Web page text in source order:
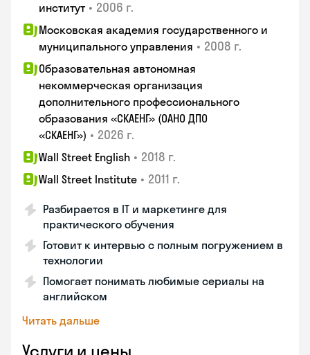
институт • 2006 г.
Московская академия государственного и
муниципального управления • 2008 г.
Образовательная автономная
некоммерческая организация
дополнительного профессионального
образования «СКАЕНГ» (ОАНО ДПО
«СКАЕНГ») • 2026 г.
Wall Street English • 2018 г.
Wall Street Institute • 2011 г.
Разбирается в IT и маркетинге для
практического обучения
Готовит к интервью с полным погружением в
технологии
Помогает понимать любимые сериалы на
английском
Читать дальше
Услуги и цены